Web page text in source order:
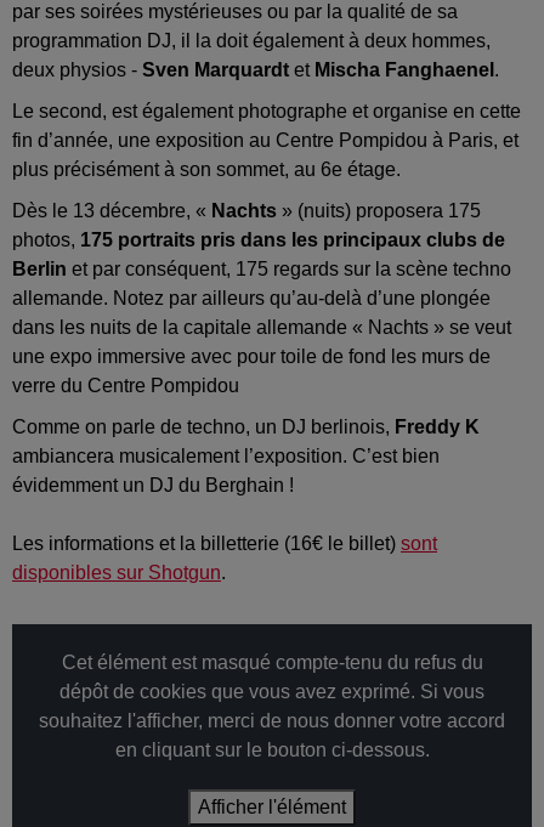
par ses soirées mystérieuses ou par la qualité de sa
programmation DJ, il la doit également à deux hommes,
deux physios - Sven Marquardt et Mischa Fanghaenel .
Le second, est également photographe et organise en cette
fin d’année, une exposition au Centre Pompidou à Paris, et
plus précisément à son sommet, au 6e étage.
Dès le 13 décembre, « Nachts » (nuits) proposera 175
photos, 175 portraits pris dans les principaux clubs de
Berlin et par conséquent, 175 regards sur la scène techno
allemande. Notez par ailleurs qu’au-delà d’une plongée
dans les nuits de la capitale allemande « Nachts » se veut
une expo immersive avec pour toile de fond les murs de
verre du Centre Pompidou
Comme on parle de techno, un DJ berlinois, Freddy K
ambiancera musicalement l’exposition. C’est bien
évidemment un DJ du Berghain !
Les informations et la billetterie (16€ le billet) sont
disponibles sur Shotgun.
Cet élément est masqué compte-tenu du refus du
dépôt de cookies que vous avez exprimé. Si vous
souhaitez l'afficher, merci de nous donner votre accord
en cliquant sur le bouton ci-dessous.
Afficher l'élément